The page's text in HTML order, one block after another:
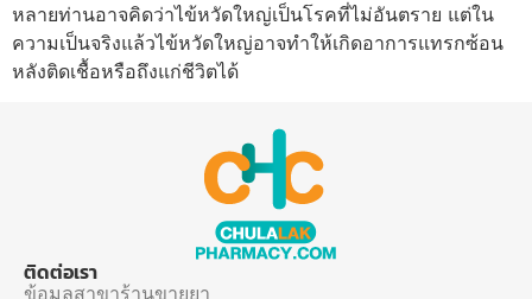
หลายท่านอาจคิดว่าไข้หวัดใหญ่เป็นโรคที่ไม่อันตราย แต่ใน
ความเป็นจริงแล้วไข้หวัดใหญ่อาจทำให้เกิดอาการแทรกซ้อน
หลังติดเชื้อหรือถึงแก่ชีวิตได้
ติดต่อเรา
ข้อมูลสาขาร้านขายยา